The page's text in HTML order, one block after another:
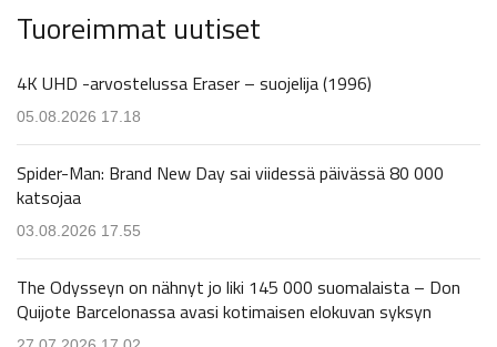
Tuoreimmat uutiset
4K UHD -arvostelussa Eraser – suojelija (1996)
05.08.2026 17.18
Spider-Man: Brand New Day sai viidessä päivässä 80 000
katsojaa
03.08.2026 17.55
The Odysseyn on nähnyt jo liki 145 000 suomalaista – Don
Quijote Barcelonassa avasi kotimaisen elokuvan syksyn